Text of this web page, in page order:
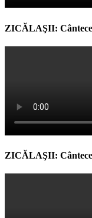
ZICĂLAŞII:
ZICĂLAŞII: